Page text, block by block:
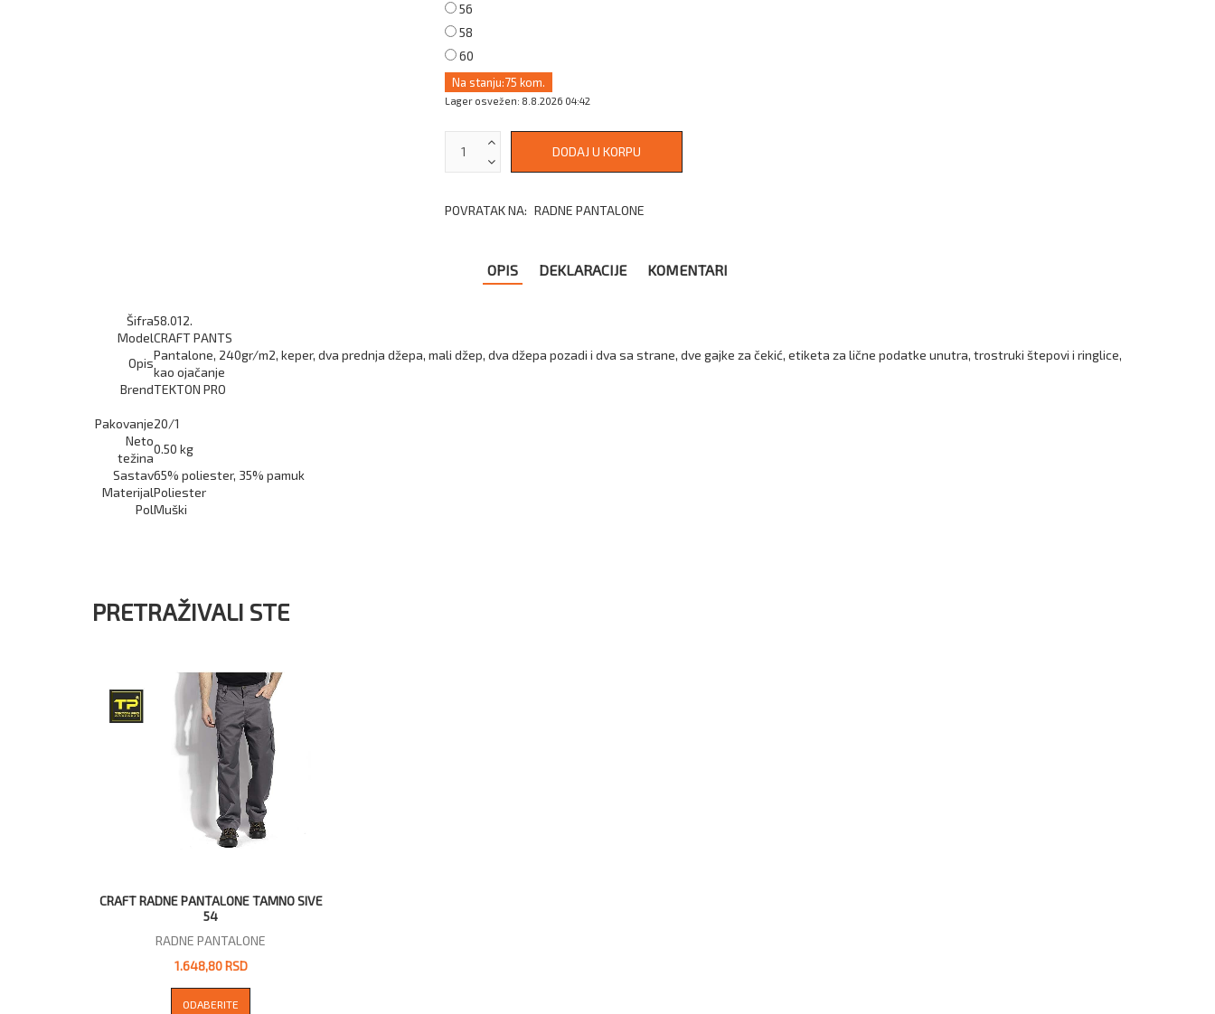
56
58
60
Na stanju:75 kom.
Lager osvežen: 8.8.2026 04:42
POVRATAK NA: RADNE PANTALONE
OPIS DEKLARACIJE KOMENTARI
Šifra58.012.
ModelCRAFT PANTS
Opis
Pantalone, 240gr/m2, keper, dva prednja džepa, mali džep, dva džepa pozadi i dva sa strane, dve gajke za čekić, etiketa za lične podatke unutra, trostruki štepovi i ringlice,
kao ojačanje
BrendTEKTON PRO
Pakovanje20/1
Neto
težina
0.50 kg
Sastav65% poliester, 35% pamuk
MaterijalPoliester
PolMuški
PRETRAŽIVALI STE
CRAFT RADNE PANTALONE TAMNO SIVE
54
RADNE PANTALONE
1.648,80 RSD
ODABERITE